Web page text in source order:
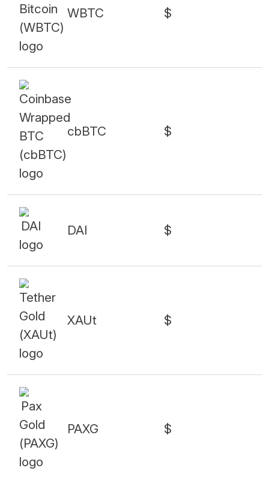
WBTC $
cbBTC $
DAI $
XAUt $
PAXG $